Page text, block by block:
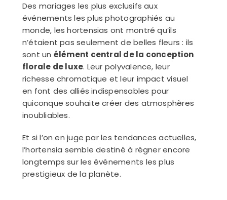
Des mariages les plus exclusifs aux
événements les plus photographiés au
monde, les hortensias ont montré qu’ils
n’étaient pas seulement de belles fleurs : ils
sont un élément central de la conception
florale de luxe. Leur polyvalence, leur
richesse chromatique et leur impact visuel
en font des alliés indispensables pour
quiconque souhaite créer des atmosphères
inoubliables.
Et si l’on en juge par les tendances actuelles,
l’hortensia semble destiné à régner encore
longtemps sur les événements les plus
prestigieux de la planète.